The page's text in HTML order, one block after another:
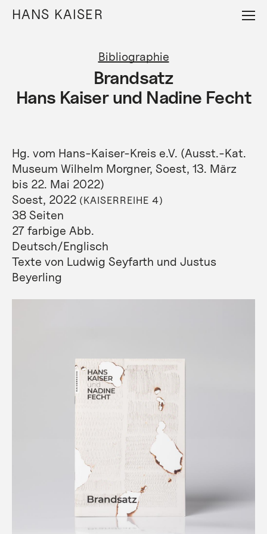
Direkt
zum
HANS KAISER
Bibliographie
Brandsatz
Hans Kaiser und Nadine Fecht
Hg. vom Hans-Kaiser-Kreis e.V. (Ausst.-Kat.
Museum Wilhelm Morgner, Soest, 13. März
bis 22. Mai 2022)
Soest, 2022 (KAISERREIHE 4)
38 Seiten
27 farbige Abb.
Deutsch/Englisch
Texte von Ludwig Seyfarth und Justus
Beyerling